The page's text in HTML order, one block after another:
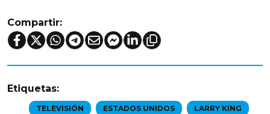
Compartir:
Etiquetas:
TELEVISIÓN ESTADOS UNIDOS LARRY KING